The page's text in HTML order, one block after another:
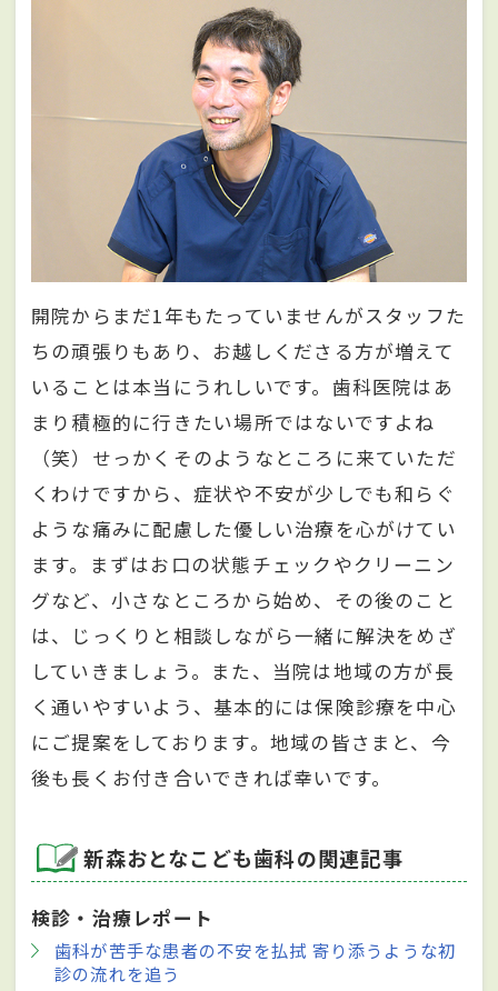
開院からまだ1年もたっていませんがスタッフた
ちの頑張りもあり、お越しくださる方が増えて
いることは本当にうれしいです。歯科医院はあ
まり積極的に行きたい場所ではないですよね
（笑）せっかくそのようなところに来ていただ
くわけですから、症状や不安が少しでも和らぐ
ような痛みに配慮した優しい治療を心がけてい
ます。まずはお口の状態チェックやクリーニン
グなど、小さなところから始め、その後のこと
は、じっくりと相談しながら一緒に解決をめざ
していきましょう。また、当院は地域の方が長
く通いやすいよう、基本的には保険診療を中心
にご提案をしております。地域の皆さまと、今
後も長くお付き合いできれば幸いです。
新森おとなこども歯科の関連記事
検診・治療レポート
歯科が苦手な患者の不安を払拭 寄り添うような初
診の流れを追う